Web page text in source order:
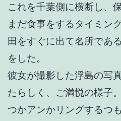
これを千葉側に横断し、
まだ食事をするタイミン
田をすぐに出て名所であ
をした。
彼女が撮影した浮島の写
たらしく、ご満悦の様子
つかアンかリングするつ